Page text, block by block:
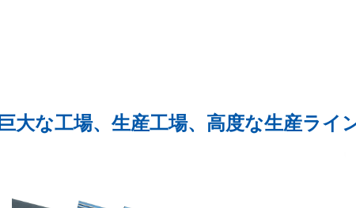
巨大な工場、生産工場、高度な生産ライ